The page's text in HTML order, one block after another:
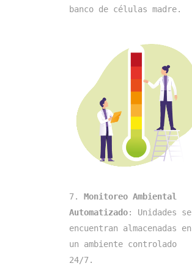
banco de células madre.
7. Monitoreo Ambiental
Automatizado: Unidades se
encuentran almacenadas en
un ambiente controlado
24/7.